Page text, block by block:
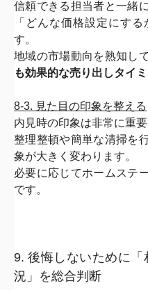
信頼できる担当者と一緒
「 どんな価格設定にす
す。
地域の市場動向を熟知し
も効果的な売り出しタイ
8-3. 見た目の印象を整える
内見時の印象は非常に重要
整理整頓や簡単な清掃を
象が大きく変わります。
必要に応じてホームステ
です。
9. 後悔しないために
況」 を総合判断